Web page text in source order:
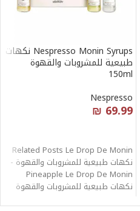
Nespresso Monin Syrups نكهات
طبيعية للمشروبات والقهوة
150ml
Nespresso
₪ 69.99
Related Posts Le Drop De Monin
نكهات طبيعية للمشروبات والقهوة -
Pineapple Le Drop De Monin
نكهات طبيعية للمشروبات والقهوة